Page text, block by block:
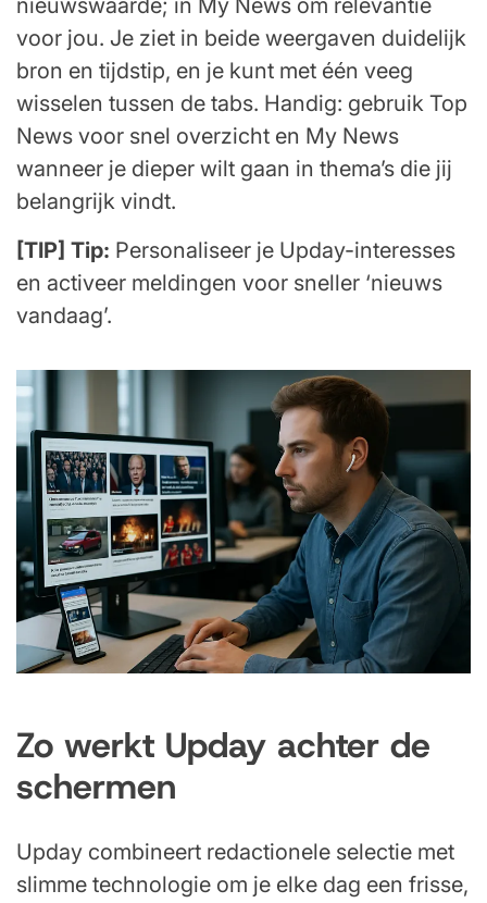
nieuwswaarde; in My News om relevantie
voor jou. Je ziet in beide weergaven duidelijk
bron en tijdstip, en je kunt met één veeg
wisselen tussen de tabs. Handig: gebruik Top
News voor snel overzicht en My News
wanneer je dieper wilt gaan in thema’s die jij
belangrijk vindt.
[TIP] Tip: Personaliseer je Upday-interesses
en activeer meldingen voor sneller ‘nieuws
vandaag’.
Zo werkt Upday achter de
schermen
Upday combineert redactionele selectie met
slimme technologie om je elke dag een frisse,